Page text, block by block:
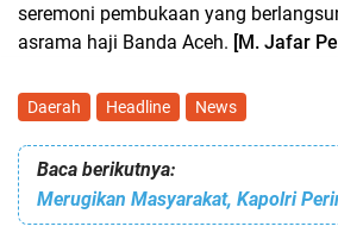
seremoni pembukaan yang
asrama haji Banda Aceh. [M. Jafar
Daerah Headline News
Baca berikutnya: